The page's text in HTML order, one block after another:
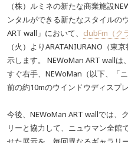
（株）ルミネの新たな商業施設
ンタルができる新たなスタイルの
ART wall」において、 clubFm（ク
（火）よりARATANIURANO（東
示します。 NEWoMan ART wallは
すぐ右手、NEWoMan（以下、「
前の約10mのウインドウディスプレ
今後、NEWoMan ART wallでは、
リーと協力して、ニュウマン全館